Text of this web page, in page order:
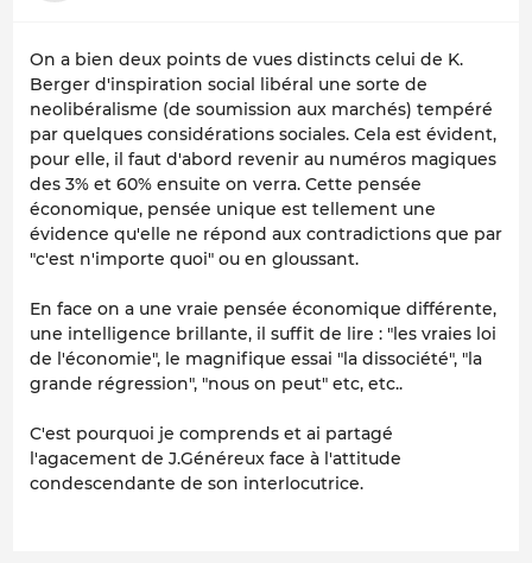
On a bien deux points de vues distincts celui de K.
Berger d'inspiration social libéral une sorte de
neolibéralisme (de soumission aux marchés) tempéré
par quelques considérations sociales. Cela est évident,
pour elle, il faut d'abord revenir au numéros magiques
des 3% et 60% ensuite on verra. Cette pensée
économique, pensée unique est tellement une
évidence qu'elle ne répond aux contradictions que par
"c'est n'importe quoi" ou en gloussant.
En face on a une vraie pensée économique différente,
une intelligence brillante, il suffit de lire : "les vraies loi
de l'économie", le magnifique essai "la dissociété", "la
grande régression", "nous on peut" etc, etc..
C'est pourquoi je comprends et ai partagé
l'agacement de J.Généreux face à l'attitude
condescendante de son interlocutrice.